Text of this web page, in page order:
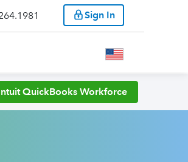
Sign In
QuickBooks Workforce